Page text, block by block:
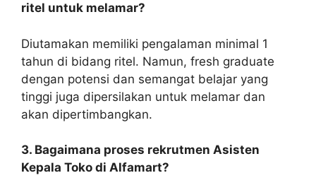
ritel untuk melamar?
Diutamakan memiliki pengalaman minimal 1
tahun di bidang ritel. Namun, fresh graduate
dengan potensi dan semangat belajar yang
tinggi juga dipersilakan untuk melamar dan
akan dipertimbangkan.
3. Bagaimana proses rekrutmen Asisten
Kepala Toko di Alfamart?